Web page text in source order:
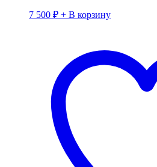
7 500 ₽ + В корзину